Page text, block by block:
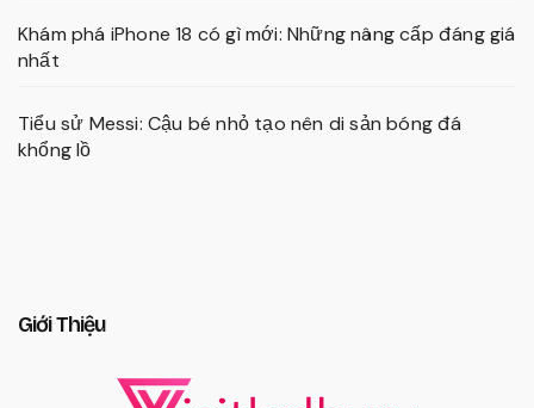
Khám phá iPhone 18 có gì mới: Những nâng cấp đáng giá
nhất
Tiểu sử Messi: Cậu bé nhỏ tạo nên di sản bóng đá
khổng lồ
Giới Thiệu